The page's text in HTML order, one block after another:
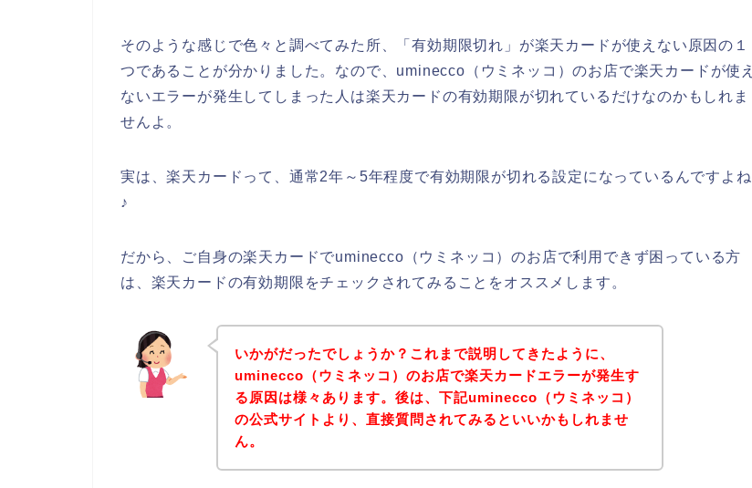
そのような感じで色々と調べてみた所、「有効期限切れ」が楽天カードが使えない原因の１
つであることが分かりました。なので、uminecco（ウミネッコ）のお店で楽天カードが使え
ないエラーが発生してしまった人は楽天カードの有効期限が切れているだけなのかもしれま
せんよ。
実は、楽天カードって、通常2年～5年程度で有効期限が切れる設定になっているんですよね
♪
だから、ご自身の楽天カードでuminecco（ウミネッコ）のお店で利用できず困っている方
は、楽天カードの有効期限をチェックされてみることをオススメします。
いかがだったでしょうか？これまで説明してきたように、
uminecco（ウミネッコ）のお店で楽天カードエラーが発生す
る原因は様々あります。後は、下記uminecco（ウミネッコ）
の公式サイトより、直接質問されてみるといいかもしれませ
ん。